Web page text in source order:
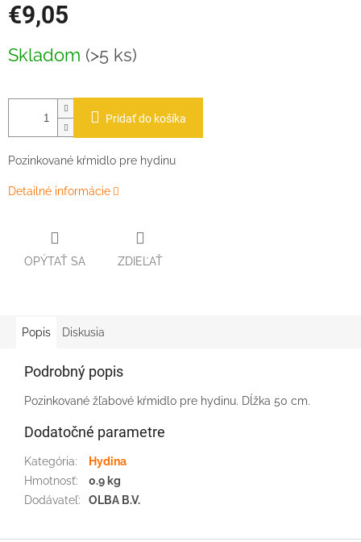
€9,05
cena:
Skladom (>5 ks)
Pridať do košíka
Pozinkované kŕmidlo pre hydinu
Detailné informácie
OPÝTAŤ SA ZDIEĽAŤ
Popis Diskusia
Podrobný popis
Pozinkované žľabové kŕmidlo pre hydinu. Dĺžka 50 cm.
Dodatočné parametre
Kategória:
Hydina
Hmotnosť:
0.9 kg
Dodávateľ: OLBA B.V.